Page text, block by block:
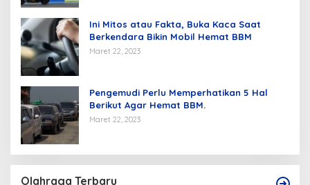
Ini Mitos atau Fakta, Buka Kaca Saat
Berkendara Bikin Mobil Hemat BBM
Maret 22, 2023
Pengemudi Perlu Memperhatikan 5 Hal
Berikut Agar Hemat BBM.
Maret 22, 2023
Olahraga Terbaru